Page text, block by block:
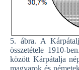
5. ábra. A
összetétele 1910-
között Kárpátalja
magyarok és